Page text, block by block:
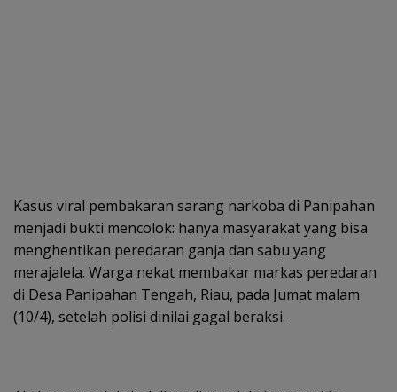
Kasus viral pembakaran sarang narkoba di Panipahan
menjadi bukti mencolok: hanya masyarakat yang bisa
menghentikan peredaran ganja dan sabu yang
merajalela. Warga nekat membakar markas peredaran
di Desa Panipahan Tengah, Riau, pada Jumat malam
(10/4), setelah polisi dinilai gagal beraksi.